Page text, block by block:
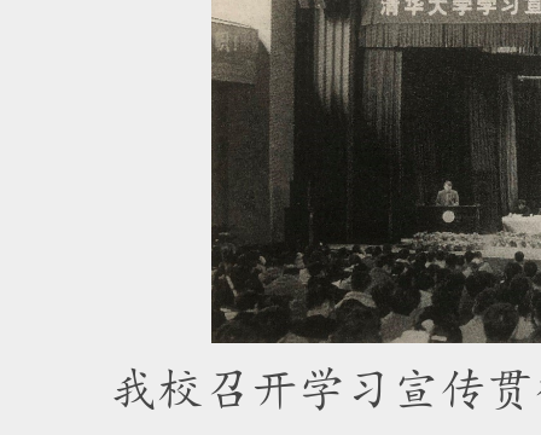
我校召开学习宣传